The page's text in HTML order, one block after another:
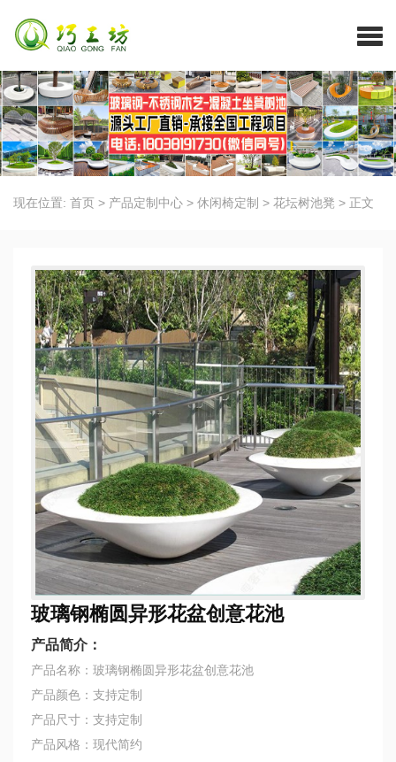
现在位置: 首页 > 产品定制中心 > 休闲椅定制 > 花坛树池凳 > 正文
玻璃钢椭圆异形花盆创意花池
产品简介：
产品名称：玻璃钢椭圆异形花盆创意花池
产品颜色：支持定制
产品尺寸：支持定制
产品风格：现代简约